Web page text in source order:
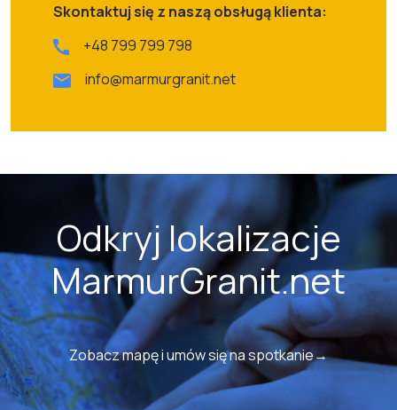
Skontaktuj się z naszą obsługą klienta:
+48 799 799 798
info@marmurgranit.net
Odkryj lokalizacje
MarmurGranit.net
Zobacz mapę i umów się na spotkanie→